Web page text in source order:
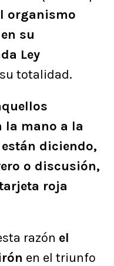
organismo
su
Ley
totalidad.
la mano a la
diciendo,
o discusión,
roja
razón el
en el triunfo